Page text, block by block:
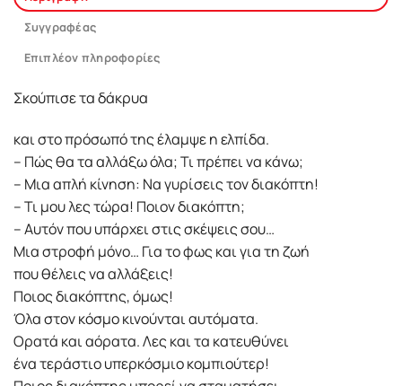
Συγγραφέας
Επιπλέον πληροφορίες
Σκούπισε τα δάκρυα
και στο πρόσωπό της έλαµψε η ελπίδα.
– Πώς θα τα αλλάξω όλα; Τι πρέπει να κάνω;
– Μια απλή κίνηση: Να γυρίσεις τον διακόπτη!
– Τι µου λες τώρα! Ποιον διακόπτη;
– Αυτόν που υπάρχει στις σκέψεις σου…
Μια στροφή µόνο… Για το φως και για τη ζωή
που θέλεις να αλλάξεις!
Ποιος διακόπτης, όµως!
Όλα στον κόσµο κινούνται αυτόµατα.
Ορατά και αόρατα. Λες και τα κατευθύνει
ένα τεράστιο υπερκόσµιο κοµπιούτερ!